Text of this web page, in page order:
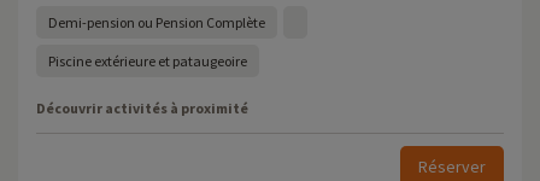
Demi-pension ou Pension Complète
Piscine extérieure et pataugeoire
Découvrir activités à proximité
Réserver